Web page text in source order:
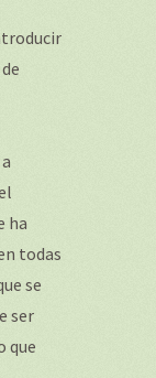
ha
todas
se
ser
que